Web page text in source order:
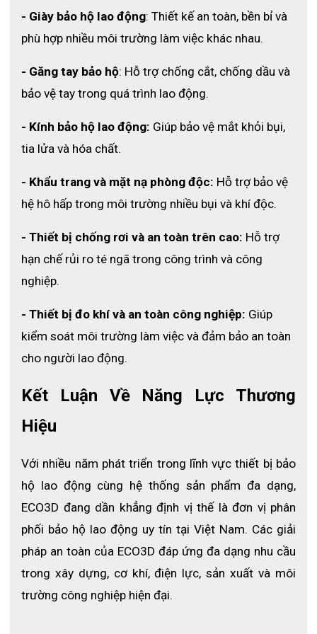
3. Ưu điểm nổi bật của ủng cao su
chống hóa chất Hoa San HS26
3.1 Chất liệu cao su tổng hợp bền bỉ
tốt và độ bền cao, giúp sản phẩm chịu được môi trường
làm việc khắc nghiệt và hạn chế hư hỏng trong quá trình
3.2 Khả năng chống trơn trượt hiệu quả
trượt khi di chuyển trong môi trường ẩm ướt, bùn đất
hoặc có dầu, giúp người lao động làm việc an toàn hơn.
3.3 Chống thấm nước và bảo vệ chân tốt
Thiết kế liền khối giúp ủng chống thấm nước hiệu quả,
giữ cho chân luôn khô ráo khi làm việc trong môi
trường nước, bùn hoặc hóa chất.
- Giày bảo hộ lao động: Thiết kế an toàn, bền bỉ và
phù hợp nhiều môi trường làm việc khác nhau.
- Găng tay bảo hộ: Hỗ trợ chống cắt, chống dầu và
bảo vệ tay trong quá trình lao động.
- Kính bảo hộ lao động: Giúp bảo vệ mắt khỏi bụi,
tia lửa và hóa chất.
- Khẩu trang và mặt nạ phòng độc: Hỗ trợ bảo vệ
hệ hô hấp trong môi trường nhiều bụi và khí độc.
- Thiết bị chống rơi và an toàn trên cao: Hỗ trợ
hạn chế rủi ro té ngã trong công trình và công
nghiệp.
- Thiết bị đo khí và an toàn công nghiệp: Giúp
kiểm soát môi trường làm việc và đảm bảo an toàn
cho người lao động.
Kết Luận Về Năng Lực Thương
Hiệu
Với nhiều năm phát triển trong lĩnh vực thiết bị bảo
hộ lao động cùng hệ thống sản phẩm đa dạng,
ECO3D đang dần khẳng định vị thế là đơn vị phân
phối bảo hộ lao động uy tín tại Việt Nam. Các giải
pháp an toàn của ECO3D đáp ứng đa dạng nhu cầu
trong xây dựng, cơ khí, điện lực, sản xuất và môi
trường công nghiệp hiện đại.